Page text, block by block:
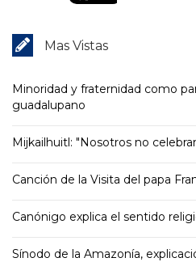
Mas Vistas
Minoridad y fraternidad como
guadalupano
Mijkailhuitl: "Nosotros no
Canción de la Visita del papa
Canónigo explica el sentido
Sínodo de la Amazonía,